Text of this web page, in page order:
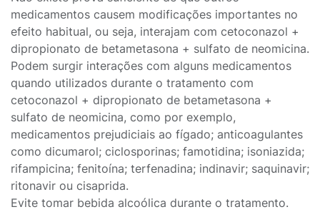
medicamentos causem modificações importantes no
efeito habitual, ou seja, interajam com cetoconazol +
dipropionato de betametasona + sulfato de neomicina.
Podem surgir interações com alguns medicamentos
quando utilizados durante o tratamento com
cetoconazol + dipropionato de betametasona +
sulfato de neomicina, como por exemplo,
medicamentos prejudiciais ao fígado; anticoagulantes
como dicumarol; ciclosporinas; famotidina; isoniazida;
rifampicina; fenitoína; terfenadina; indinavir; saquinavir;
ritonavir ou cisaprida.
Evite tomar bebida alcoólica durante o tratamento.